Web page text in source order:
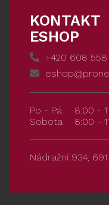
KONTAKT
ESHOP
+420 608
Po - Pá
8:00 -
Sobota
8:00 -
Nádražní 934,